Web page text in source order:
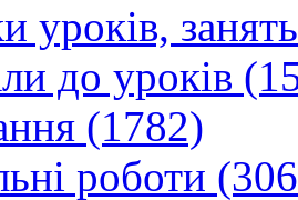
уроків,
до уроків
(1782)
роботи